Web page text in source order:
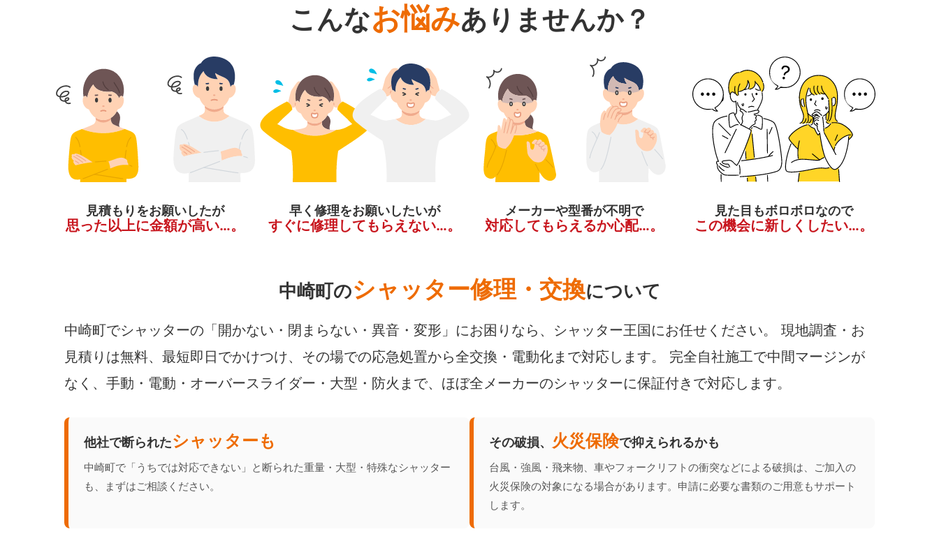
こんなお悩みありませんか？
見積もりをお願いしたが
思った以上に金額が高い…。
早く修理をお願いしたいが
すぐに修理してもらえない…。
メーカーや型番が不明で
対応してもらえるか心配…。
見た目もボロボロなので
この機会に新しくしたい…。
中崎町のシャッター修理・交換について
中崎町でシャッターの「開かない・閉まらない・異音・変形」にお困りなら、シャッター王国にお任せください。 現地調査・お
見積りは無料、最短即日でかけつけ、その場での応急処置から全交換・電動化まで対応します。 完全自社施工で中間マージンが
なく、手動・電動・オーバースライダー・大型・防火まで、ほぼ全メーカーのシャッターに保証付きで対応します。
他社で断られたシャッターも
中崎町で「うちでは対応できない」と断られた重量・大型・特殊なシャッター
も、まずはご相談ください。
その破損、 火災保険で抑えられるかも
台風・強風・飛来物、車やフォークリフトの衝突などによる破損は、ご加入の
火災保険の対象になる場合があります。申請に必要な書類のご用意もサポート
します。